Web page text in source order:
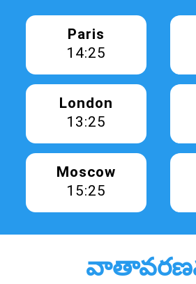
Paris
14:25
London
13:25
Moscow
15:25